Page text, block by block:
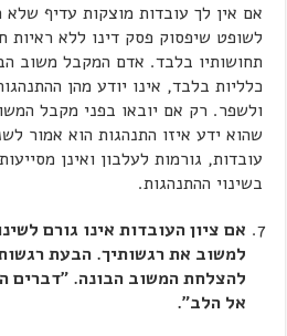
אם אין לך עובדות מוצקות עדיף
לשופט שיפסוק פסק דינו ללא ראיות
תחושותיו בלבד. אדם המקבל משוב
כלליות בלבד, אינו יודע מהן
ולשפר. רק אם יובאו בפני מקבל
שהוא ידע איזו התנהגות הוא אמור
עובדות, גורמות לעלבון ואינן
בשינוי ההתנהגות.
אם ציון העובדות אינו גורם
למשוב את רגשותיך. הבעת
להצלחת המשוב הבונה. "דברים
אל הלב".